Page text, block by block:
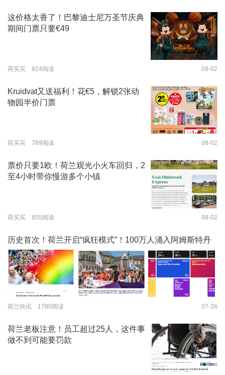
这价格太香了！巴黎迪士尼万圣节庆典
期间门票只要€49
荷买买 824阅读 08-02
Kruidvat又送福利！花€5，解锁2张动
物园半价门票
荷买买 789阅读 08-02
票价只要1欧！荷兰观光小火车回归，2
至4小时带你慢游多个小镇
荷买买 855阅读 08-02
历史首次！荷兰开启“疯狂模式”！100万人涌入阿姆斯特丹
荷兰快讯 1780阅读 07-26
荷兰老板注意！员工超过25人，这件事
做不到可能要罚款